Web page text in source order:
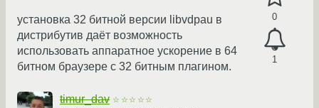
0
1
установка 32 битной версии libvdpau в
дистрибутив даёт возможность
использовать аппаратное ускорение в 64
битном браузере с 32 битным плагином.
timur_dav ☆☆☆☆☆